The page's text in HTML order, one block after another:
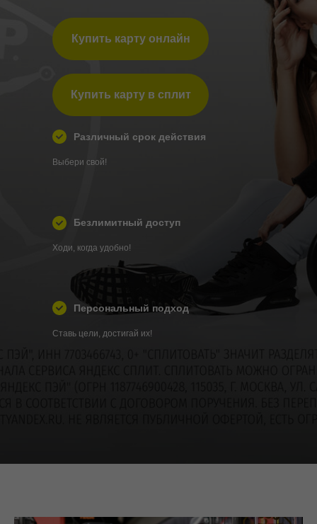
Купить карту онлайн
Купить карту в сплит
Выбери свой!
Ходи, когда удобно!
Ставь цели, достигай их!
Различный срок действия
Безлимитный доступ
Персональный подход